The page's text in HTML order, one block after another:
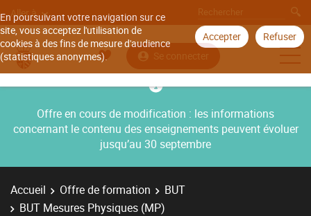
En poursuivant votre navigation sur ce
site, vous acceptez l'utilisation de
cookies à des fins de mesure d'audience
(statistiques anonymes).
Accepter Refuser
Aller à
Se connecter
Offre en cours de modification : les informations
concernant le contenu des enseignements peuvent évoluer
jusqu’au 30 septembre
Accueil Offre de formation
BUT
BUT Mesures Physiques (MP)